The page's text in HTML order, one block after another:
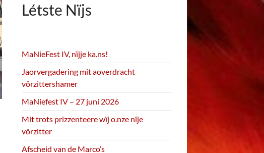
Létste Nïjs
MaNieFest IV, nïjje ka.ns!
Jaorvergadering mit aoverdracht
vörzittershamer
MaNiefest IV – 27 juni 2026
Mit trots prizzenteere wïj o.nze nïje
vörzitter
Afscheid van de Marco’s